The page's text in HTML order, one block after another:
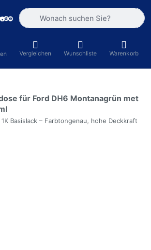
Geben Sie einen Suchbegriff ein.
Vergleichen Wunschliste Warenkorb
für Ford DH6 Montanagrün met
Basislack – Farbtongenau, hohe Deckkraft